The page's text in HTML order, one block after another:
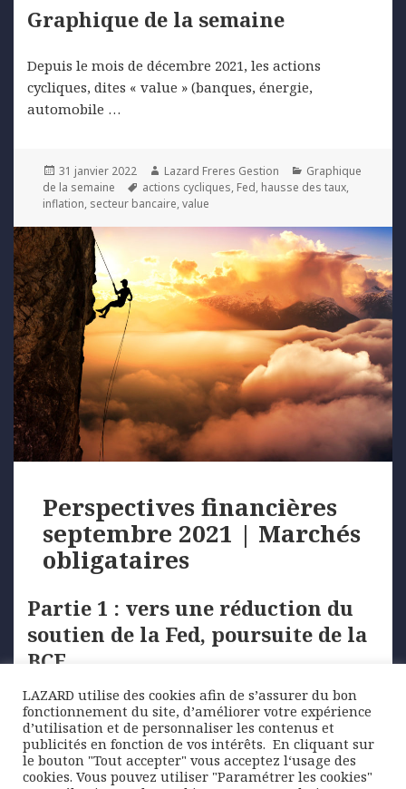
Graphique de la semaine
Depuis le mois de décembre 2021, les actions
cycliques, dites « value » (banques, énergie,
automobile …
Posted
on
31 janvier 2022 Author
Lazard Freres Gestion Categories
Graphique
de la semaine
Tags
actions cycliques, Fed, hausse des taux,
inflation, secteur bancaire,value
Perspectives financières
septembre 2021 | Marchés
obligataires
Partie 1 : vers une réduction du
soutien de la Fed, poursuite de la
BCE
Après la forte hausse des …
Posted
on
5 octobre 2021 Author
Lazard Freres Gestion
Categories
Marchés
Tags
banques centrales ,BCE,crédit,europe,Fed,
LAZARD utilise des cookies afin de s’assurer du bon
fonctionnement du site, d’améliorer votre expérience
d’utilisation et de personnaliser les contenus et
publicités en fonction de vos intérêts. ​ En cliquant sur
le bouton "Tout accepter" vous acceptez l‘usage des
cookies. Vous pouvez utiliser "Paramétrer les cookies"